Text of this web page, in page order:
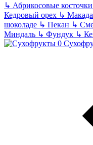
↳ Абрикосовые косточки
Кедровый орех ↳
шоколаде ↳ Пекан ↳
Миндаль ↳ Фундук ↳